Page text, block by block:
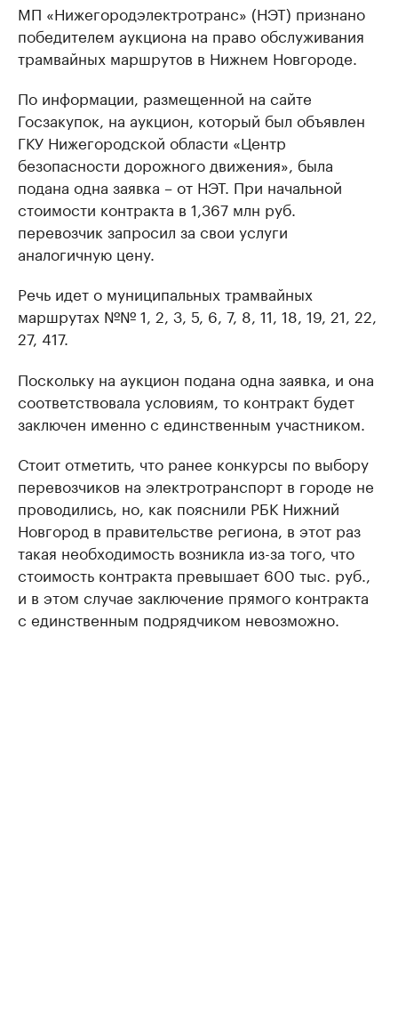
МП «Нижегородэлектротранс» (НЭТ) признано
победителем аукциона на право обслуживания
трамвайных маршрутов в Нижнем Новгороде.
По информации, размещенной на сайте
Госзакупок, на аукцион, который был объявлен
ГКУ Нижегородской области «Центр
безопасности дорожного движения», была
подана одна заявка – от НЭТ. При начальной
стоимости контракта в 1,367 млн руб.
перевозчик запросил за свои услуги
аналогичную цену.
Речь идет о муниципальных трамвайных
маршрутах №№ 1, 2, 3, 5, 6, 7, 8, 11, 18, 19, 21, 22,
27, 417.
Поскольку на аукцион подана одна заявка, и она
соответствовала условиям, то контракт будет
заключен именно с единственным участником.
Стоит отметить, что ранее конкурсы по выбору
перевозчиков на электротранспорт в городе не
проводились, но, как пояснили РБК Нижний
Новгород в правительстве региона, в этот раз
такая необходимость возникла из-за того, что
стоимость контракта превышает 600 тыс. руб.,
и в этом случае заключение прямого контракта
с единственным подрядчиком невозможно.